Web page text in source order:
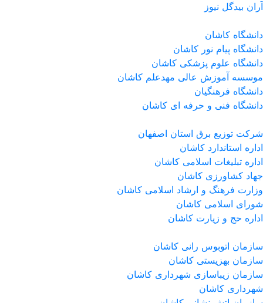
آران بیدگل نیوز
دانشگاه کاشان
دانشگاه پیام نور کاشان
دانشگاه علوم پزشکی کاشان
موسسه آموزش عالی مهدعلم کاشان
دانشگاه فرهنگیان
دانشگاه فنی و حرفه ای کاشان
شرکت توزیع برق استان اصفهان
اداره استاندارد كاشان
اداره تبلیغات اسلامی کاشان
جهاد کشاورزی کاشان
وزارت فرهنگ و ارشاد اسلامی کاشان
شورای اسلامی کاشان
اداره حج و زیارت کاشان
سازمان اتوبوس رانی کاشان
سازمان بهزیستی کاشان
سازمان زیباسازی شهرداری کاشان
شهرداری کاشان